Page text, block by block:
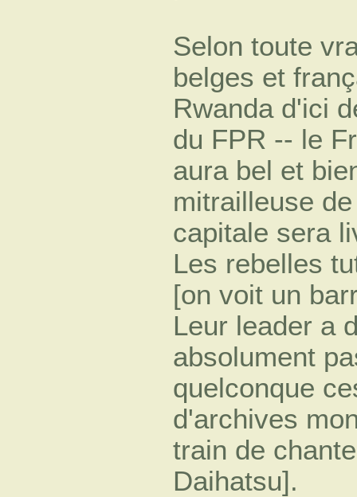
Selon toute
belges et
Rwanda d'ici
du FPR -- le
aura bel et
mitrailleuse
capitale sera
Les rebelles
[on voit un
Leur leader a
absolument
quelconque
d'archives
train de
Daihatsu].